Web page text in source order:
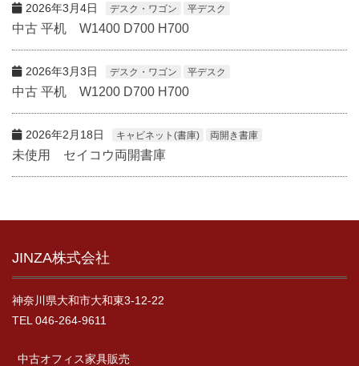
2026年3月4日 デスク・ワゴン 平デスク
中古 平机 W1400 D700 H700
2026年3月3日 デスク・ワゴン 平デスク
中古 平机 W1200 D700 H700
2026年2月18日 キャビネット(書庫) 両開き書庫
未使用 セイコウ両開書庫
JINZA株式会社
神奈川県大和市大和東3-12-22
TEL 046-264-9611
中古オフィス家具販売